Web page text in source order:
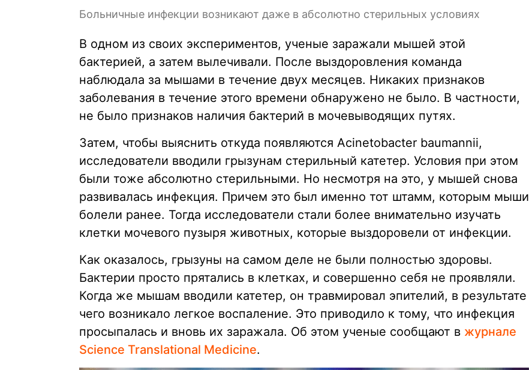
Больничные инфекции возникают даже в абсолютно стерильных условиях
В одном из своих экспериментов, ученые заражали мышей этой
бактерией, а затем вылечивали. После выздоровления команда
наблюдала за мышами в течение двух месяцев. Никаких признаков
заболевания в течение этого времени обнаружено не было. В частности,
не было признаков наличия бактерий в мочевыводящих путях.
Затем, чтобы выяснить откуда появляются Acinetobacter baumannii,
исследователи вводили грызунам стерильный катетер. Условия при этом
были тоже абсолютно стерильными. Но несмотря на это, у мышей снова
развивалась инфекция. Причем это был именно тот штамм, которым мыши
болели ранее. Тогда исследователи стали более внимательно изучать
клетки мочевого пузыря животных, которые выздоровели от инфекции.
Как оказалось, грызуны на самом деле не были полностью здоровы.
Бактерии просто прятались в клетках, и совершенно себя не проявляли.
Когда же мышам вводили катетер, он травмировал эпителий, в результате
чего возникало легкое воспаление. Это приводило к тому, что инфекция
просыпалась и вновь их заражала. Об этом ученые сообщают в журнале
Science Translational Medicine.